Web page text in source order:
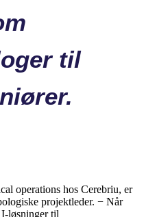
til
operations hos Cerebriu, er
projektleder. − Når
løsninger til